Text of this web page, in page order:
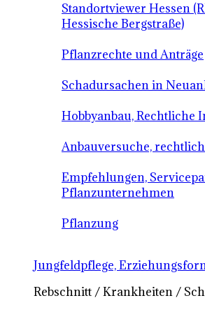
Standortviewer Hessen
Hessische Bergstraße)
Pflanzrechte und Anträge
Schadursachen in
Hobbyanbau, Rechtliche
Anbauversuche,
Empfehlungen,
Pflanzunternehmen
Pflanzung
Jungfeldpflege,
Rebschnitt / Krankheiten /